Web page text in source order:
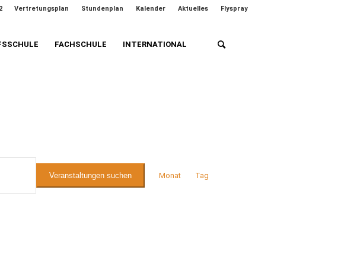
Vertretungsplan Stundenplan Kalender Aktuelles Flyspray
FACHSCHULE INTERNATIONAL
Veranstaltungen suchen
Ansichten-
Monat Tag